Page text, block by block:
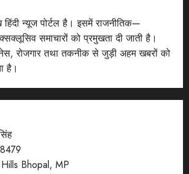
न्यूज पोर्टल है। इसमें राजनीतिक—
समाचारों को प्रमुखता दी जाती है।
रोजगार तथा तकनीक से जुड़ी अहम खबरों को
है।
Hills Bhopal, MP